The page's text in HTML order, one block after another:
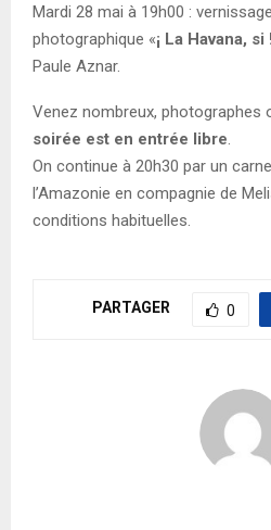
Mardi 28 mai à 19h00 :
photographique «¡ La Havana, si !
Paule Aznar.
Venez nombreux, photographes
soirée est en entrée libre
On continue à 20h30 par un
l’Amazonie en compagnie de
conditions habituelles.
PARTAGER 0